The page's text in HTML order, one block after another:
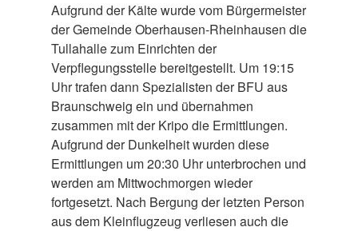
Aufgrund der Kälte wurde vom Bürgermeister
der Gemeinde Oberhausen-Rheinhausen die
Tullahalle zum Einrichten der
Verpflegungsstelle bereitgestellt. Um 19:15
Uhr trafen dann Spezialisten der BFU aus
Braunschweig ein und übernahmen
zusammen mit der Kripo die Ermittlungen.
Aufgrund der Dunkelheit wurden diese
Ermittlungen um 20:30 Uhr unterbrochen und
werden am Mittwochmorgen wieder
fortgesetzt. Nach Bergung der letzten Person
aus dem Kleinflugzeug verliesen auch die